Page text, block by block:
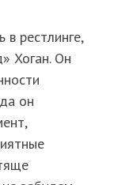
рестлинге,
Хоган. Он
он